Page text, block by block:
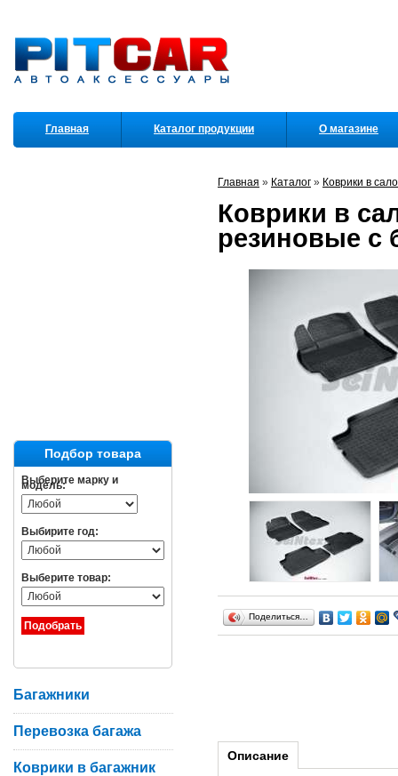
Главная » Каталог » Коврики в
Коврики в
резиновые с
Поделиться…
Описание
Главная Каталог продукции О магазине
Подбор товара
Выберите марку и
модель:
Выбирите год:
Выберите товар:
Багажники
Перевозка багажа
Коврики в багажник